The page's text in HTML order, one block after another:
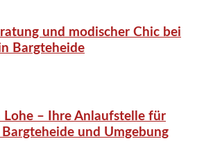
und modischer Chic bei
Bargteheide
Lohe – Ihre Anlaufstelle für
und Umgebung